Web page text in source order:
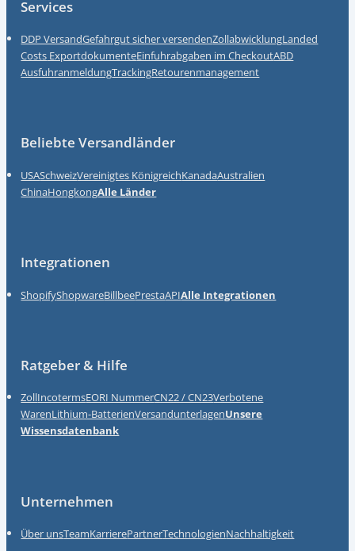
Services
DDP VersandGefahrgut sicher versendenZollabwicklungLanded
Costs ExportdokumenteEinfuhrabgaben im CheckoutABD
AusfuhranmeldungTrackingRetourenmanagement
Beliebte Versandländer
USASchweizVereinigtes KönigreichKanadaAustralien
ChinaHongkongAlle Länder
Integrationen
ShopifyShopwareBillbeePrestaAPIAlle Integrationen
Ratgeber & Hilfe
ZollIncotermsEORI NummerCN22 / CN23Verbotene
WarenLithium-BatterienVersandunterlagenUnsere
Wissensdatenbank
Unternehmen
Über unsTeamKarrierePartnerTechnologienNachhaltigkeit